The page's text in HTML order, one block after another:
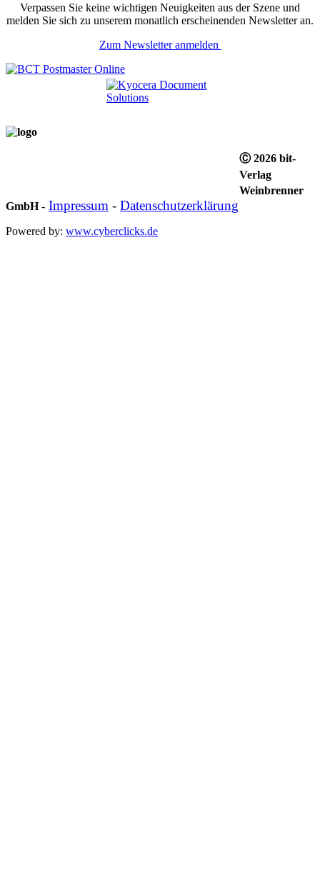
Verpassen Sie keine wichtigen Neuigkeiten aus der Szene und
melden Sie sich zu unserem monatlich erscheinenden Newsletter an.
Zum Newsletter anmelden
Ⓒ 2026 bit-
Verlag
Weinbrenner
GmbH- Impressum - Datenschutzerklärung
Powered by: www.cyberclicks.de